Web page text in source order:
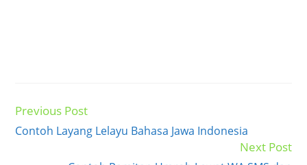
Read
articles
Previous Post
Contoh Layang Lelayu Bahasa Jawa Indonesia
Next Post